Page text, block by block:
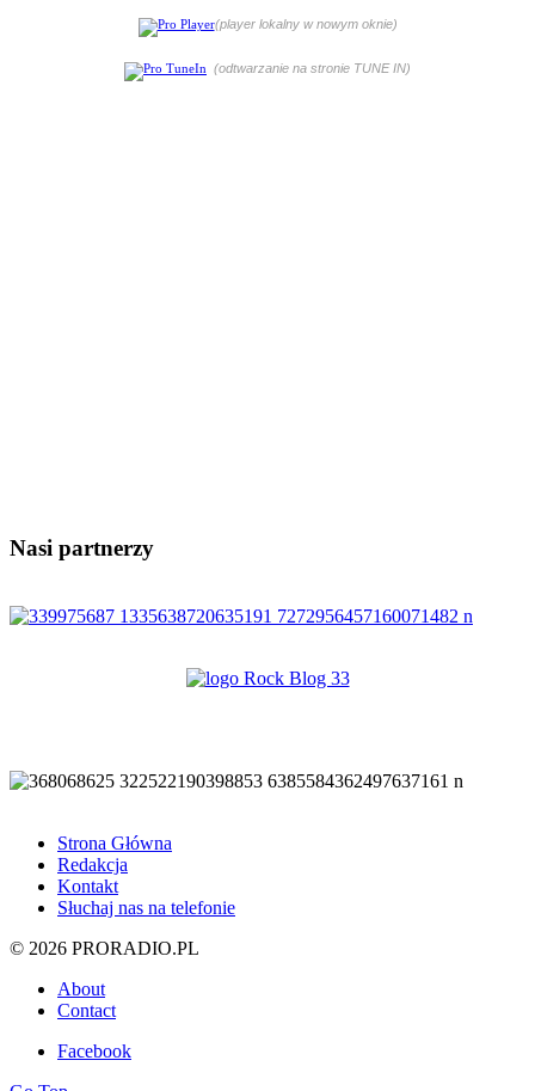
(player lokalny w nowym oknie)
(odtwarzanie na stronie TUNE IN)
Nasi partnerzy
Strona Główna
Redakcja
Kontakt
Słuchaj nas na telefonie
© 2026 PRORADIO.PL
About
Contact
Facebook